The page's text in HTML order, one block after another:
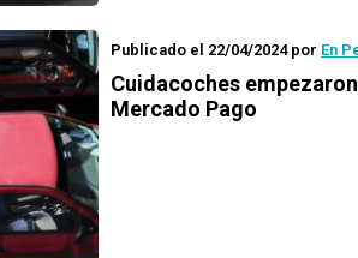
Publicado el 22/04/2024por En
Cuidacoches
Mercado Pago